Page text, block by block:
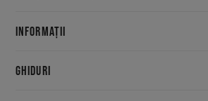
INFORMAȚII
GHIDURI